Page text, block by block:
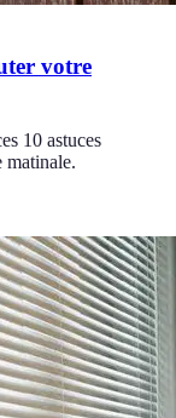
votre
10 astuces
matinale.